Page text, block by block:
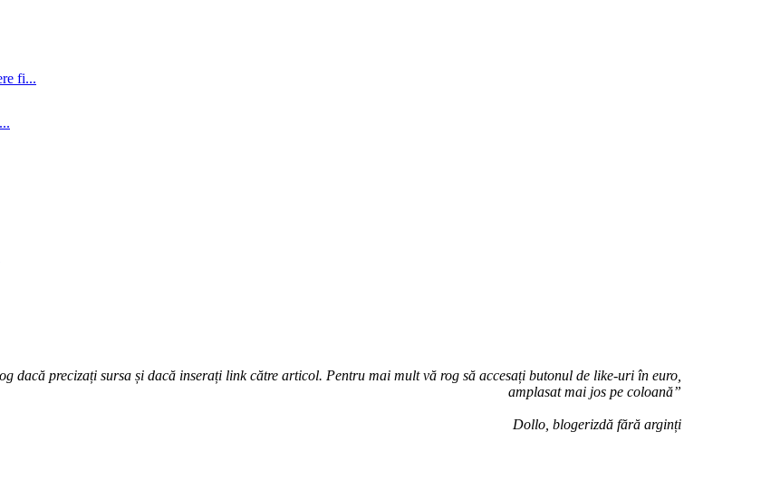
fi...
dacă precizați sursa și dacă inserați link către articol. Pentru mai mult vă rog să accesați butonul de like-uri în euro,
amplasat mai jos pe coloană”
Dollo, blogerizdă fără arginți